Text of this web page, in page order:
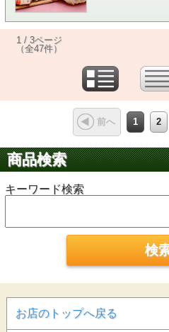
1 / 3ページ
（全47件）
前へ 1 2
商品検索
キーワード検索
お店のトップへ戻る